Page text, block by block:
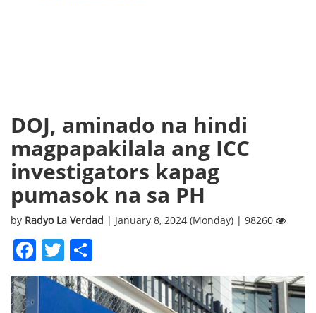
DOJ, aminado na hindi
magpapakilala ang ICC
investigators kapag
pumasok na sa PH
by Radyo La Verdad | January 8, 2024 (Monday) | 98260
Facebook
Twitter